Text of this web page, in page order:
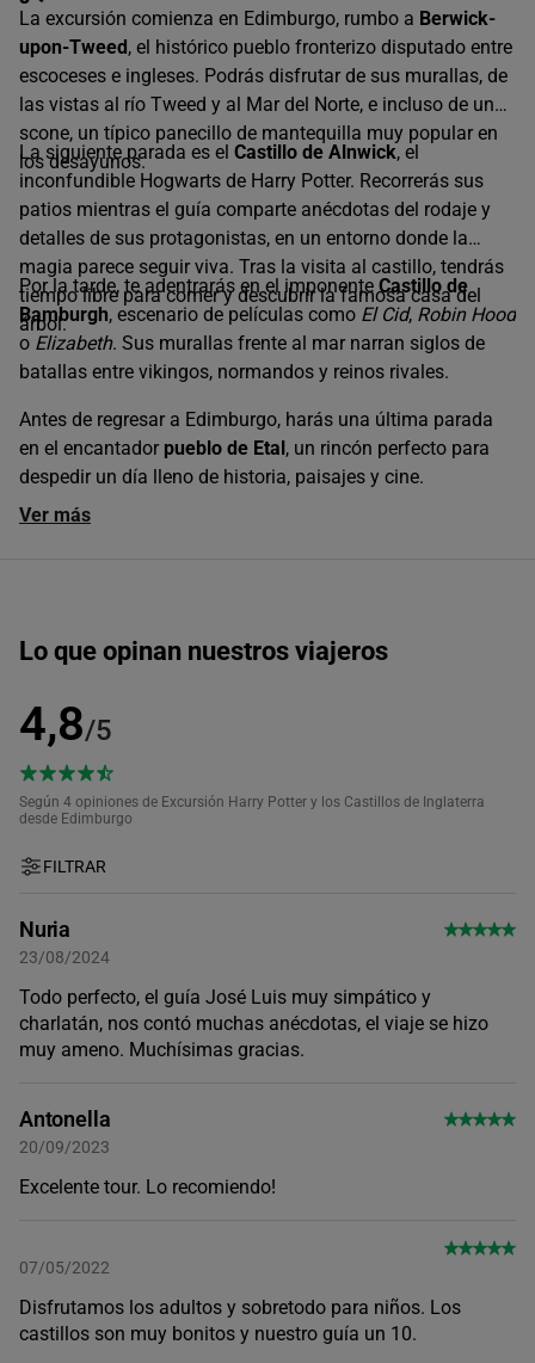
La excursión comienza en Edimburgo, rumbo a Berwick-
upon-Tweed, el histórico pueblo fronterizo disputado entre
escoceses e ingleses. Podrás disfrutar de sus murallas, de
las vistas al río Tweed y al Mar del Norte, e incluso de un
scone, un típico panecillo de mantequilla muy popular en
los desayunos.
La siguiente parada es el Castillo de Alnwick, el
inconfundible Hogwarts de Harry Potter. Recorrerás sus
patios mientras el guía comparte anécdotas del rodaje y
detalles de sus protagonistas, en un entorno donde la
magia parece seguir viva. Tras la visita al castillo, tendrás
tiempo libre para comer y descubrir la famosa casa del
árbol.
Por la tarde, te adentrarás en el imponenteCastillo de
Bamburgh, escenario de películas como El Cid, Robin Hood
o Elizabeth. Sus murallas frente al mar narran siglos de
batallas entre vikingos, normandos y reinos rivales.
Antes de regresar a Edimburgo, harás una última parada
en el encantador pueblo de Etal, un rincón perfecto para
despedir un día lleno de historia, paisajes y cine.
Ver más
Lo que opinan nuestros viajeros
4,8/5
Según 4 opiniones de Excursión Harry Potter y los Castillos de Inglaterra
desde Edimburgo
FILTRAR
Nuria
23/08/2024
Todo perfecto, el guía José Luis muy simpático y
charlatán, nos contó muchas anécdotas, el viaje se hizo
muy ameno. Muchísimas gracias.
Antonella
20/09/2023
Excelente tour. Lo recomiendo!
07/05/2022
Disfrutamos los adultos y sobretodo para niños. Los
castillos son muy bonitos y nuestro guía un 10.